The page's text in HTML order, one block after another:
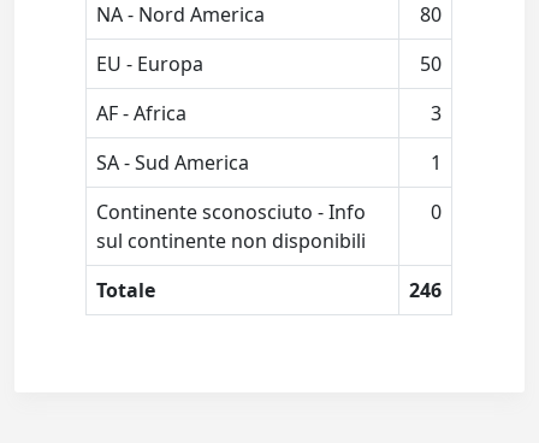
NA - Nord America
80
EU - Europa
50
AF - Africa
3
SA - Sud America
1
Continente sconosciuto - Info
sul continente non disponibili
0
Totale 246